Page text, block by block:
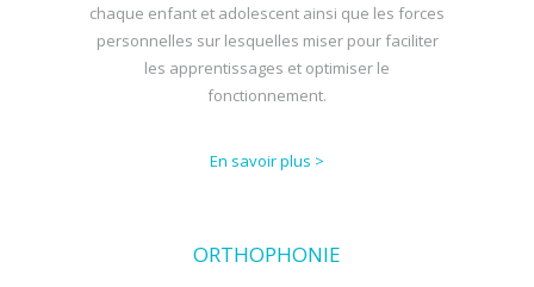
chaque enfant et adolescent ainsi que les forces
personnelles sur lesquelles miser pour faciliter
les apprentissages et optimiser le
fonctionnement.
En savoir plus >
ORTHOPHONIE